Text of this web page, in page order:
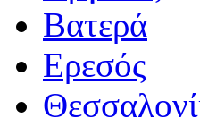
Βατερά
Ερεσός